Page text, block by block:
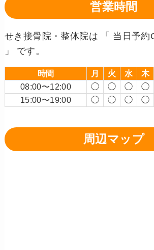
営業時間
せき接骨院・整体院は 「 当日予約
」 です。
時間 月 火 水 木
08:00〜12:00
◯ ◯ ◯ ◯
15:00〜19:00
◯ ◯ ◯ ◯
周辺マップ